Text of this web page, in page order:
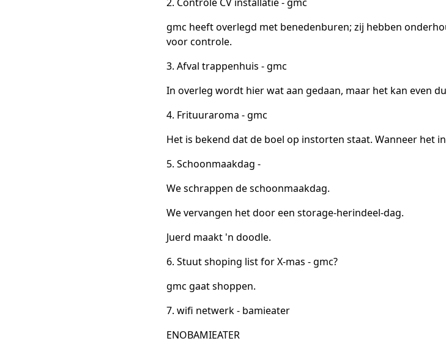
gmc heeft overlegd met benedenburen; zij hebben
voor controle.
3. Afval trappenhuis - gmc
In overleg wordt hier wat aan gedaan, maar het kan even
4. Frituuraroma - gmc
Het is bekend dat de boel op instorten staat. Wanneer het
5. Schoonmaakdag -
We schrappen de schoonmaakdag.
We vervangen het door een storage-herindeel-dag.
Juerd maakt 'n doodle.
6. Stuut shoping list for X-mas - gmc?
gmc gaat shoppen.
7. wifi netwerk - bamieater
ENOBAMIEATER